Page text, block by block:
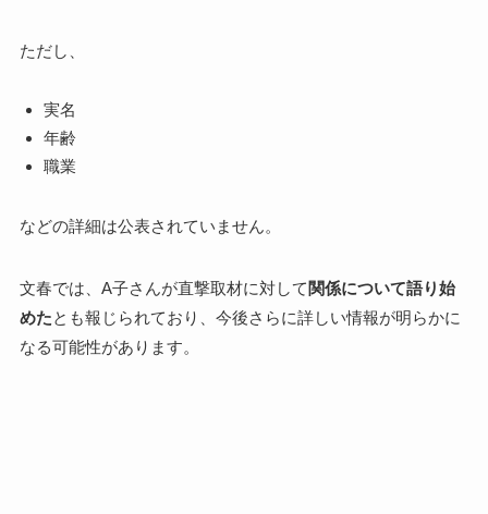
ただし、
実名
年齢
職業
などの詳細は公表されていません。
文春では、A子さんが直撃取材に対して 関係について語り始
めたとも報じられており、今後さらに詳しい情報が明らかに
なる可能性があります。